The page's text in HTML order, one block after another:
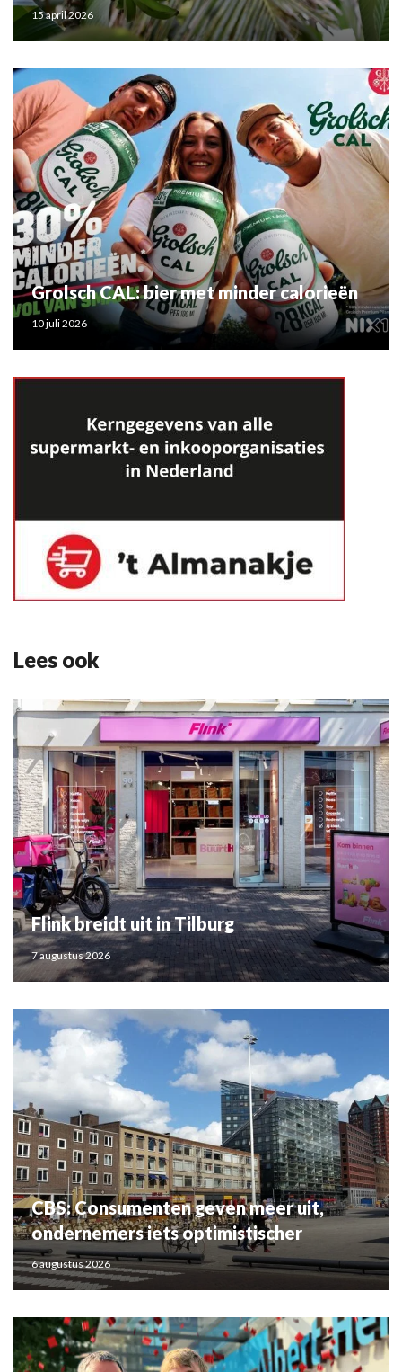
15 april 2026
Grolsch CAL: bier met minder calorieën
10 juli 2026
Lees ook
Flink breidt uit in Tilburg
7 augustus 2026
CBS: Consumenten geven meer uit,
ondernemers iets optimistischer
6 augustus 2026